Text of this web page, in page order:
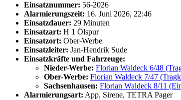
Einsatznummer: 56-2026
Alarmierungszeit: 16. Juni 2026, 22:46
Einsatzdauer: 29 Minuten
Einsatzart: H 1 Ölspur
Einsatzort: Ober-Werbe
Einsatzleiter: Jan-Hendrik Sude
Einsatzkräfte und Fahrzeuge:
Nieder-Werbe: Florian Waldeck 6/48
Ober-Werbe: Florian Waldeck 7/47
Sachsenhausen: Florian Waldeck 8/11
Alarmierungsart: App, Sirene, TETRA Pager